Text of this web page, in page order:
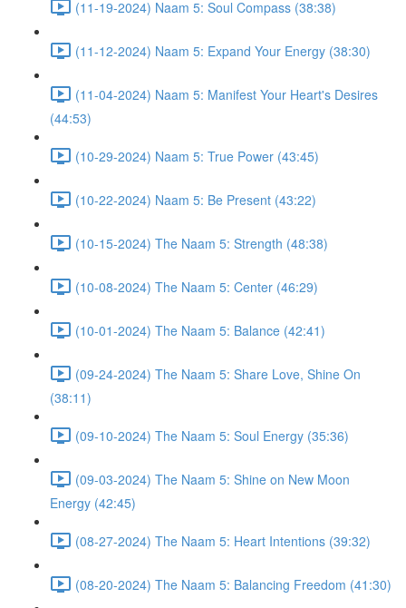
(11-19-2024) Naam 5: Soul Compass (38:38)
(11-12-2024) Naam 5: Expand Your Energy (38:30)
(11-04-2024) Naam 5: Manifest Your Heart's Desires
(44:53)
(10-29-2024) Naam 5: True Power (43:45)
(10-22-2024) Naam 5: Be Present (43:22)
(10-15-2024) The Naam 5: Strength (48:38)
(10-08-2024) The Naam 5: Center (46:29)
(10-01-2024) The Naam 5: Balance (42:41)
(09-24-2024) The Naam 5: Share Love, Shine On
(38:11)
(09-10-2024) The Naam 5: Soul Energy (35:36)
(09-03-2024) The Naam 5: Shine on New Moon
Energy (42:45)
(08-27-2024) The Naam 5: Heart Intentions (39:32)
(08-20-2024) The Naam 5: Balancing Freedom (41:30)